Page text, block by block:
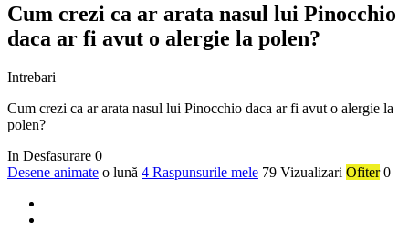
Cum crezi ca ar arata nasul lui Pinocchio
daca ar fi avut o alergie la polen?
Intrebari
Cum crezi ca ar arata nasul lui Pinocchio daca ar fi avut o alergie la
polen?
In Desfasurare 0
Desene animate o lună 4 Raspunsurile mele 79 Vizualizari Ofiter 0